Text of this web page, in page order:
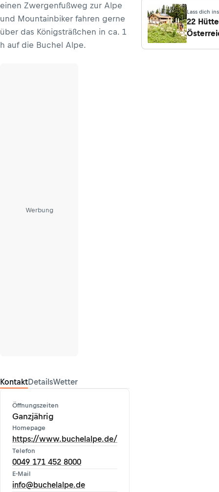
einen Zwergenfußweg zur Alpe
und Mountainbiker fahren gerne
über das Königsträßchen in ca. 1
h auf die Buchel Alpe.
Werbung
KontaktDetailsWetter
Öffnungszeiten
Ganzjährig
Homepage
https://www.buchelalpe.de/
Telefon
0049 171 452 8000
E-Mail
info@buchelalpe.de
Lass dich
22